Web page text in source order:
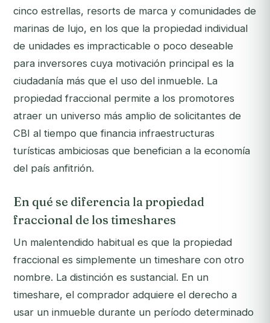
cinco estrellas, resorts de marca y comunidades de
marinas de lujo, en los que la propiedad individual
de unidades es impracticable o poco deseable
para inversores cuya motivación principal es la
ciudadanía más que el uso del inmueble. La
propiedad fraccional permite a los promotores
atraer un universo más amplio de solicitantes de
CBI al tiempo que financia infraestructuras
turísticas ambiciosas que benefician a la economía
del país anfitrión.
En qué se diferencia la propiedad
fraccional de los timeshares
Un malentendido habitual es que la propiedad
fraccional es simplemente un timeshare con otro
nombre. La distinción es sustancial. En un
timeshare, el comprador adquiere el derecho a
usar un inmueble durante un período determinado